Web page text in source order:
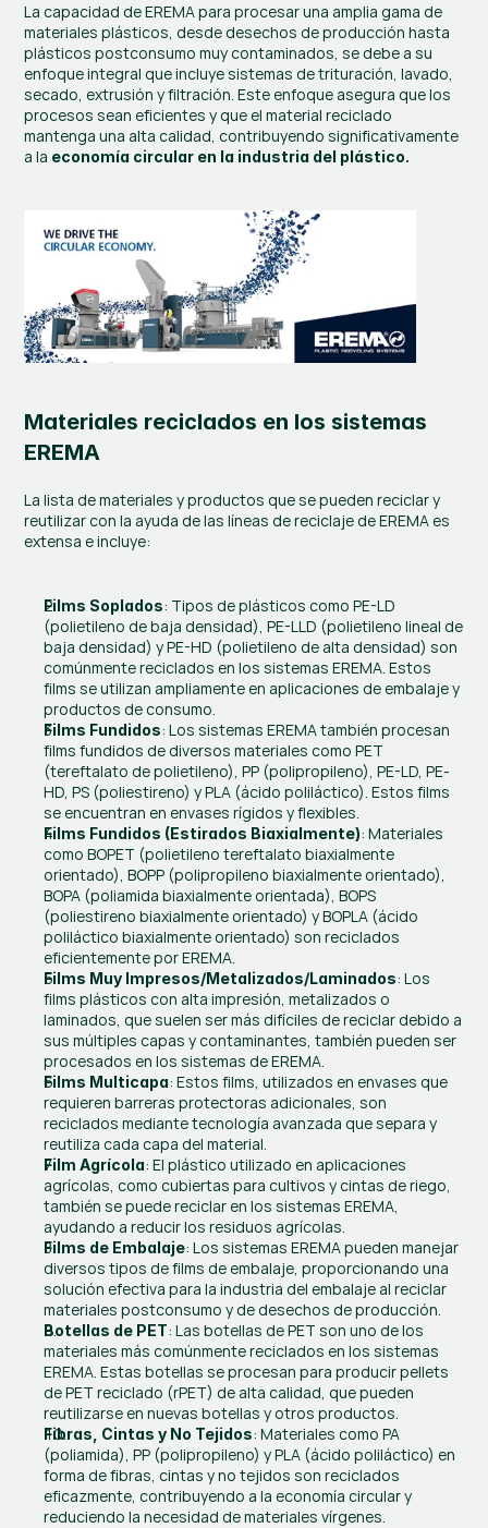
La capacidad de EREMA para procesar una amplia gama de
materiales plásticos, desde desechos de producción hasta
plásticos postconsumo muy contaminados, se debe a su
enfoque integral que incluye sistemas de trituración, lavado,
secado, extrusión y filtración. Este enfoque asegura que los
procesos sean eficientes y que el material reciclado
mantenga una alta calidad, contribuyendo significativamente
a la economía circular en la industria del plástico.
Materiales reciclados en los sistemas
EREMA
La lista de materiales y productos que se pueden reciclar y
reutilizar con la ayuda de las líneas de reciclaje de EREMA es
extensa e incluye:
Films Soplados: Tipos de plásticos como PE-LD
(polietileno de baja densidad), PE-LLD (polietileno lineal de
baja densidad) y PE-HD (polietileno de alta densidad) son
comúnmente reciclados en los sistemas EREMA. Estos
films se utilizan ampliamente en aplicaciones de embalaje y
productos de consumo.
Films Fundidos: Los sistemas EREMA también procesan
films fundidos de diversos materiales como PET
(tereftalato de polietileno), PP (polipropileno), PE-LD, PE-
HD, PS (poliestireno) y PLA (ácido poliláctico). Estos films
se encuentran en envases rígidos y flexibles.
Films Fundidos (Estirados Biaxialmente): Materiales
como BOPET (polietileno tereftalato biaxialmente
orientado), BOPP (polipropileno biaxialmente orientado),
BOPA (poliamida biaxialmente orientada), BOPS
(poliestireno biaxialmente orientado) y BOPLA (ácido
poliláctico biaxialmente orientado) son reciclados
eficientemente por EREMA.
Films Muy Impresos/Metalizados/Laminados: Los
films plásticos con alta impresión, metalizados o
laminados, que suelen ser más difíciles de reciclar debido a
sus múltiples capas y contaminantes, también pueden ser
procesados en los sistemas de EREMA.
Films Multicapa: Estos films, utilizados en envases que
requieren barreras protectoras adicionales, son
reciclados mediante tecnología avanzada que separa y
reutiliza cada capa del material.
Film Agrícola: El plástico utilizado en aplicaciones
agrícolas, como cubiertas para cultivos y cintas de riego,
también se puede reciclar en los sistemas EREMA,
ayudando a reducir los residuos agrícolas.
Films de Embalaje: Los sistemas EREMA pueden manejar
diversos tipos de films de embalaje, proporcionando una
solución efectiva para la industria del embalaje al reciclar
materiales postconsumo y de desechos de producción.
Botellas de PET: Las botellas de PET son uno de los
materiales más comúnmente reciclados en los sistemas
EREMA. Estas botellas se procesan para producir pellets
de PET reciclado (rPET) de alta calidad, que pueden
reutilizarse en nuevas botellas y otros productos.
Fibras, Cintas y No Tejidos: Materiales como PA
(poliamida), PP (polipropileno) y PLA (ácido poliláctico) en
forma de fibras, cintas y no tejidos son reciclados
eficazmente, contribuyendo a la economía circular y
reduciendo la necesidad de materiales vírgenes.